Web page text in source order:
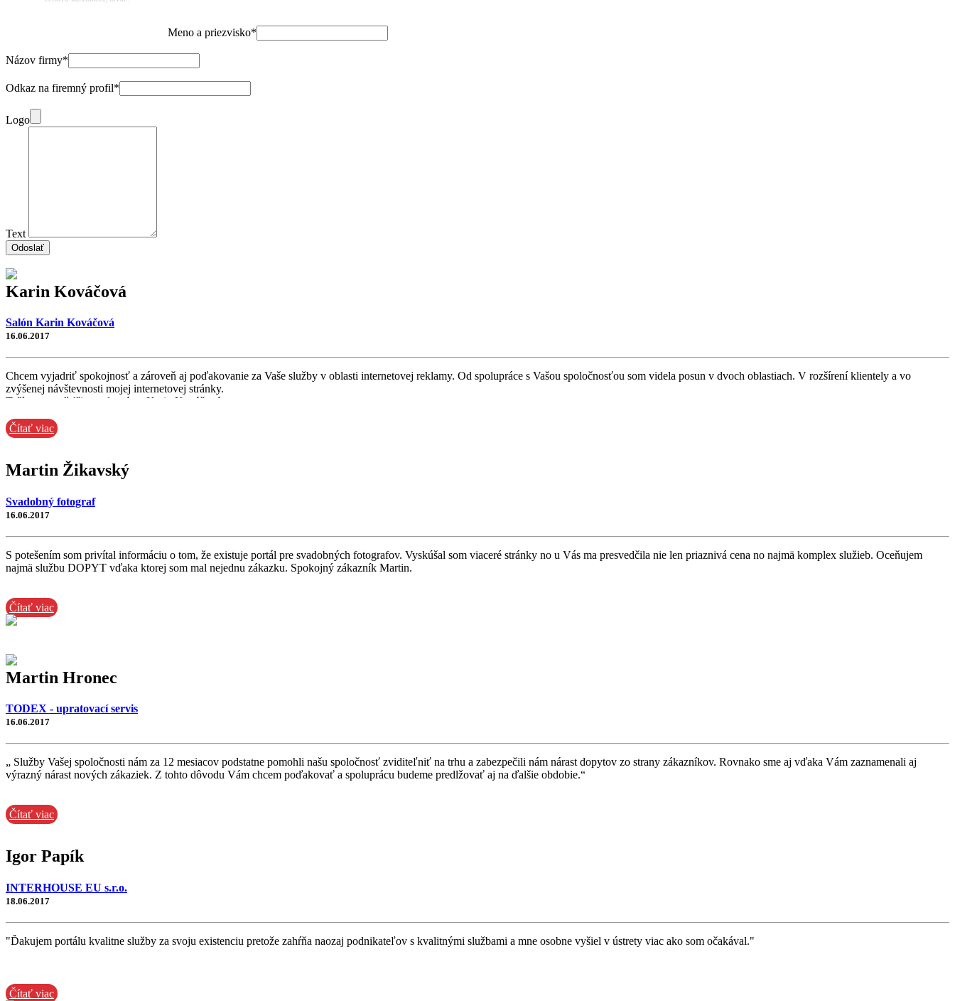
Meno a priezvisko*
Názov firmy*
Odkaz na firemný profil*
Logo
Text
Odoslať
Karin Kováčová
Salón Karin Kováčová
16.06.2017
Chcem vyjadriť spokojnosť a zároveň aj poďakovanie za Vaše služby v oblasti internetovej reklamy. Od spolupráce s Vašou spoločnosťou som videla posun v dvoch oblastiach. V rozšírení klientely a vo
zvýšenej návštevnosti mojej internetovej stránky.
Teším sa na ďalšiu spoluprácu. Karin Kováčová
Čítať viac
Martin Žikavský
Svadobný fotograf
16.06.2017
S potešením som privítal informáciu o tom, že existuje portál pre svadobných fotografov. Vyskúšal som viaceré stránky no u Vás ma presvedčila nie len priaznivá cena no najmä komplex služieb. Oceňujem
najmä službu DOPYT vďaka ktorej som mal nejednu zákazku. Spokojný zákazník Martin.
Čítať viac
Martin Hronec
TODEX - upratovací servis
16.06.2017
„ Služby Vašej spoločnosti nám za 12 mesiacov podstatne pomohli našu spoločnosť zviditeľniť na trhu a zabezpečili nám nárast dopytov zo strany zákazníkov. Rovnako sme aj vďaka Vám zaznamenali aj
výrazný nárast nových zákaziek. Z tohto dôvodu Vám chcem poďakovať a spoluprácu budeme predlžovať aj na ďalšie obdobie.“
Čítať viac
Igor Papík
INTERHOUSE EU s.r.o.
18.06.2017
"Ďakujem portálu kvalitne služby za svoju existenciu pretože zahŕňa naozaj podnikateľov s kvalitnými službami a mne osobne vyšiel v ústrety viac ako som očakával."
Čítať viac